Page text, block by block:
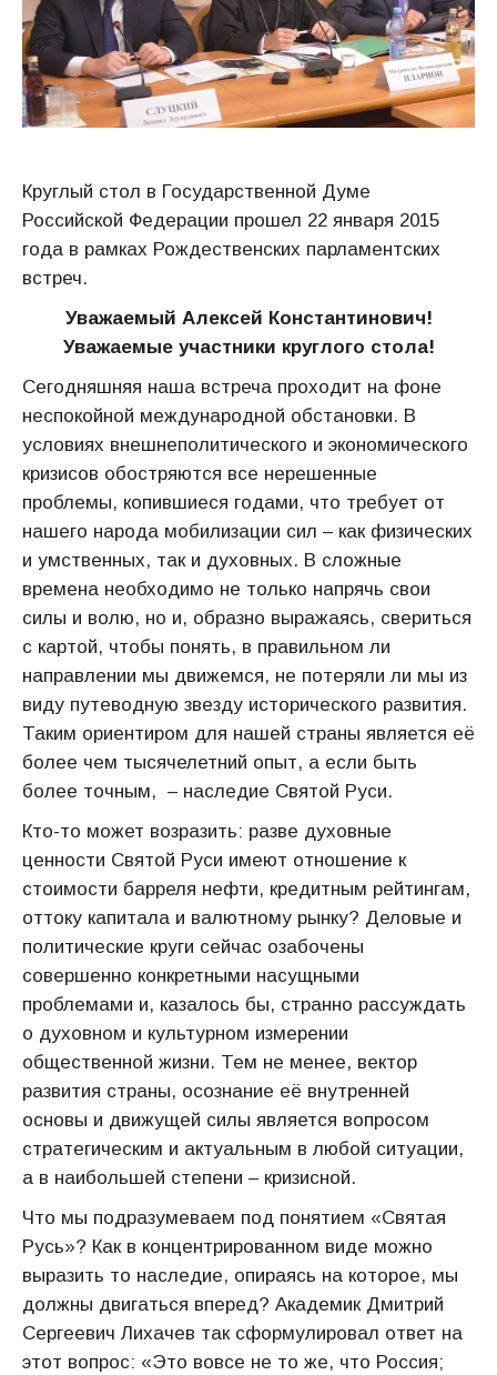
Круглый стол в Государственной Думе
Российской Федерации прошел 22 января 2015
года в рамках Рождественских парламентских
встреч.
Уважаемый Алексей Константинович!
Уважаемые участники круглого стола!
Сегодняшняя наша встреча проходит на фоне
неспокойной международной обстановки. В
условиях внешнеполитического и экономического
кризисов обостряются все нерешенные
проблемы, копившиеся годами, что требует от
нашего народа мобилизации сил – как физических
и умственных, так и духовных. В сложные
времена необходимо не только напрячь свои
силы и волю, но и, образно выражаясь, свериться
с картой, чтобы понять, в правильном ли
направлении мы движемся, не потеряли ли мы из
виду путеводную звезду исторического развития.
Таким ориентиром для нашей страны является её
более чем тысячелетний опыт, а если быть
более точным, – наследие Святой Руси.
Кто-то может возразить: разве духовные
ценности Святой Руси имеют отношение к
стоимости барреля нефти, кредитным рейтингам,
оттоку капитала и валютному рынку? Деловые и
политические круги сейчас озабочены
совершенно конкретными насущными
проблемами и, казалось бы, странно рассуждать
о духовном и культурном измерении
общественной жизни. Тем не менее, вектор
развития страны, осознание её внутренней
основы и движущей силы является вопросом
стратегическим и актуальным в любой ситуации,
а в наибольшей степени – кризисной.
Что мы подразумеваем под понятием «Святая
Русь»? Как в концентрированном виде можно
выразить то наследие, опираясь на которое, мы
должны двигаться вперед? Академик Дмитрий
Сергеевич Лихачев так сформулировал ответ на
этот вопрос: «Это вовсе не то же, что Россия;